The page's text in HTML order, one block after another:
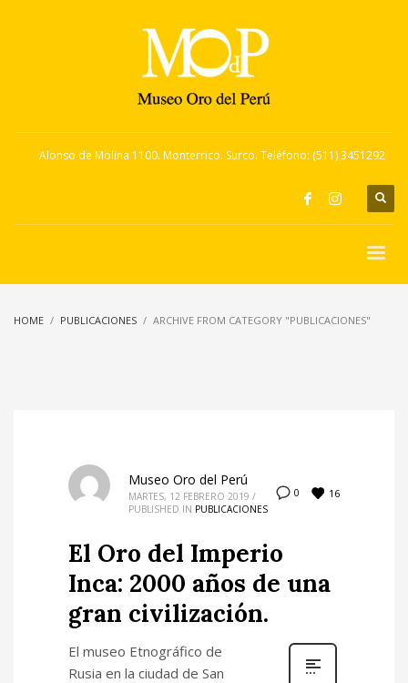
Alonso de Molina 1100. Monterrico. Surco. Teléfono: (511) 3451292
HOME PUBLICACIONES ARCHIVE FROM CATEGORY "PUBLICACIONES"
0 16
Museo Oro del Perú
MARTES, 12 FEBRERO 2019 /
PUBLISHED IN PUBLICACIONES
El Oro del Imperio
Inca: 2000 años de una
gran civilización.
El museo Etnográfico de
Rusia en la ciudad de San